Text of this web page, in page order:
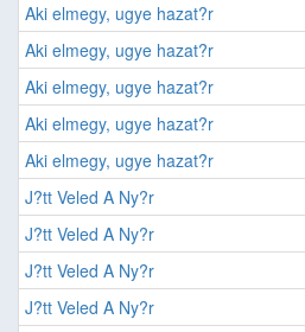
Aki elmegy, ugye hazat?r
Aki elmegy, ugye hazat?r
Aki elmegy, ugye hazat?r
Aki elmegy, ugye hazat?r
Aki elmegy, ugye hazat?r
J?tt Veled A Ny?r
J?tt Veled A Ny?r
J?tt Veled A Ny?r
J?tt Veled A Ny?r